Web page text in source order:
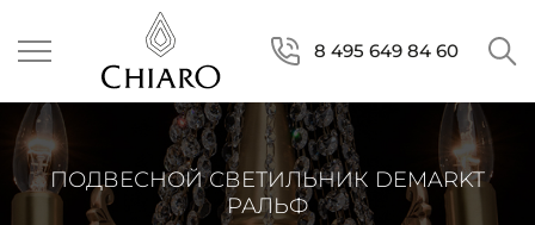
8 495 649 84 60
ПОДВЕСНОЙ СВЕТИЛЬНИК DEMARKT
РАЛЬФ